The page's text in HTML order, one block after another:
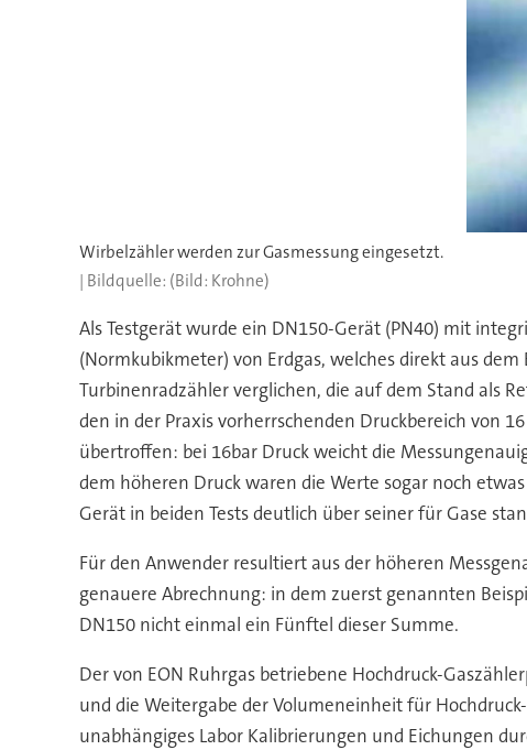
Wirbelzähler werden zur Gasmessung eingesetzt.
(Bild: Krohne)
Als Testgerät wurde ein DN150-Gerät (PN40) mit
(Normkubikmeter) von Erdgas, welches direkt aus
Turbinenradzähler verglichen, die auf dem Stand als
den in der Praxis vorherrschenden Druckbereich von
übertroffen: bei 16bar Druck weicht die
dem höheren Druck waren die Werte sogar noch
Gerät in beiden Tests deutlich über seiner für Gase
Für den Anwender resultiert aus der höheren
genauere Abrechnung: in dem zuerst genannten
DN150 nicht einmal ein Fünftel dieser Summe.
Der von EON Ruhrgas betriebene Hochdruck-
und die Weitergabe der Volumeneinheit für
unabhängiges Labor Kalibrierungen und Eichungen